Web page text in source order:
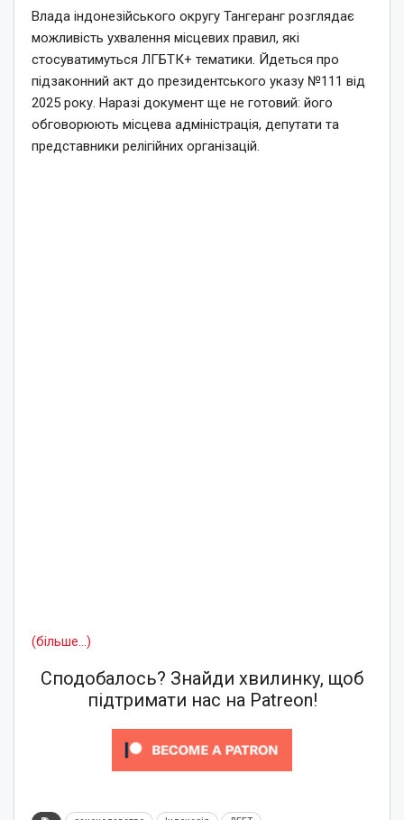
Влада індонезійського округу Тангеранг розглядає
можливість ухвалення місцевих правил, які
стосуватимуться ЛГБТК+ тематики. Йдеться про
підзаконний акт до президентського указу №111 від
2025 року. Наразі документ ще не готовий: його
обговорюють місцева адміністрація, депутати та
представники релігійних організацій.
(більше…)
Сподобалось? Знайди хвилинку, щоб
підтримати нас на Patreon!